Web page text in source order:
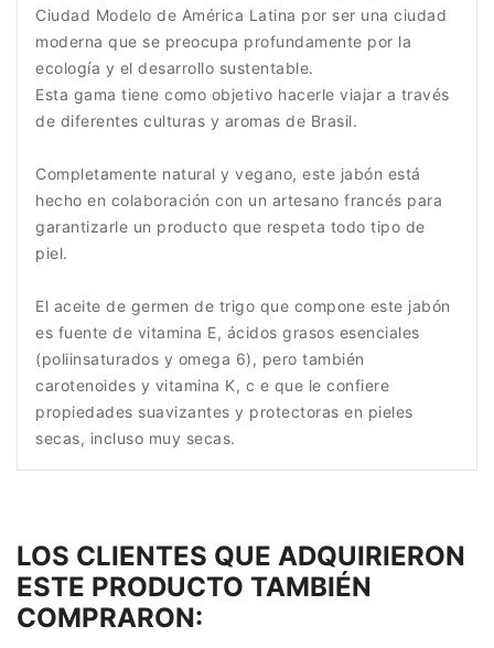
Ciudad Modelo de América Latina por ser una ciudad
moderna que se preocupa profundamente por la
ecología y el desarrollo sustentable.
Esta gama tiene como objetivo hacerle viajar a través
de diferentes culturas y aromas de Brasil.
Completamente natural y vegano, este jabón está
hecho en colaboración con un artesano francés para
garantizarle un producto que respeta todo tipo de
piel.
El aceite de germen de trigo que compone este jabón
es fuente de vitamina E, ácidos grasos esenciales
(poliinsaturados y omega 6), pero también
carotenoides y vitamina K, c e que le confiere
propiedades suavizantes y protectoras en pieles
secas, incluso muy secas.
LOS CLIENTES QUE ADQUIRIERON
ESTE PRODUCTO TAMBIÉN
COMPRARON: